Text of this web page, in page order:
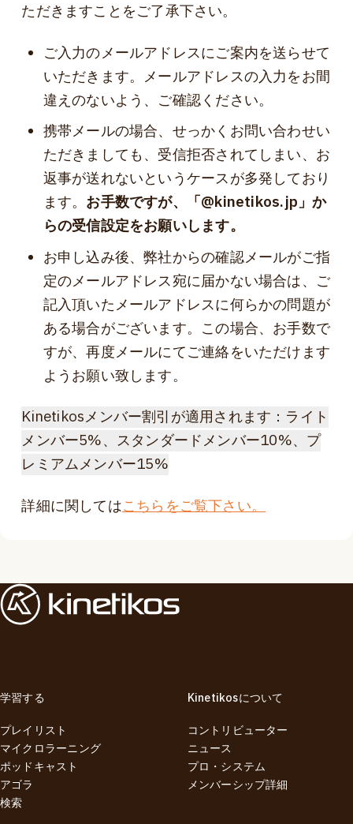
ただきますことをご了承下さい。
ご入力のメールアドレスにご案内を送らせて
いただきます。メールアドレスの入力をお間
違えのないよう、ご確認ください。
携帯メールの場合、せっかくお問い合わせい
ただきましても、受信拒否されてしまい、お
返事が送れないというケースが多発しており
ます。 お手数ですが、「@kinetikos.jp」か
らの受信設定をお願いします。
お申し込み後、弊社からの確認メールがご指
定のメールアドレス宛に届かない場合は、ご
記入頂いたメールアドレスに何らかの問題が
ある場合がございます。この場合、お手数で
すが、再度メールにてご連絡をいただけます
ようお願い致します。
Kinetikosメンバー割引が適用されます：ライト
メンバー5%、スタンダードメンバー10%、プ
レミアムメンバー15%
詳細に関してはこちらをご覧下さい。
学習する
プレイリスト
マイクロラーニング
ポッドキャスト
アゴラ
検索
Kinetikosについて
コントリビューター
ニュース
プロ・システム
メンバーシップ詳細